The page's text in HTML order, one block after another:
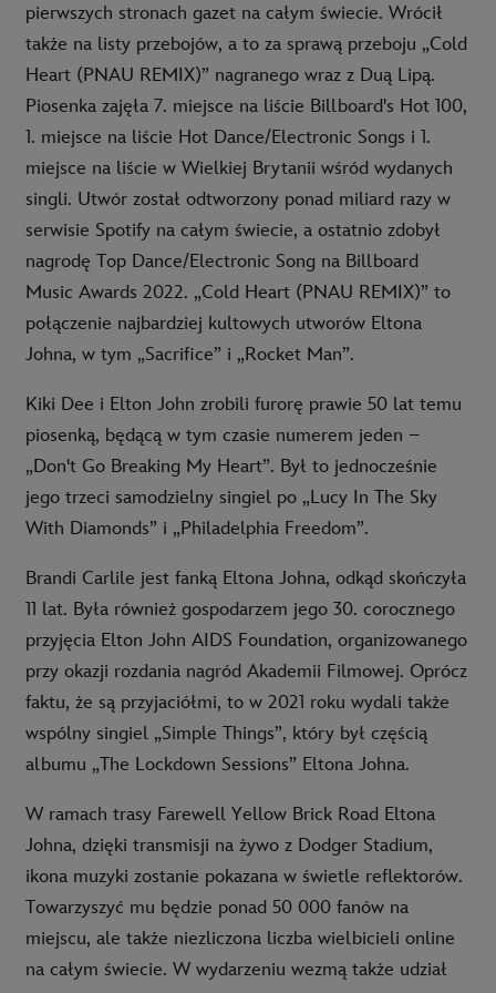
pierwszych stronach gazet na całym świecie. Wrócił
także na listy przebojów, a to za sprawą przeboju „Cold
Heart (PNAU REMIX)” nagranego wraz z Duą Lipą.
Piosenka zajęła 7. miejsce na liście Billboard's Hot 100,
1. miejsce na liście Hot Dance/Electronic Songs i 1.
miejsce na liście w Wielkiej Brytanii wśród wydanych
singli. Utwór został odtworzony ponad miliard razy w
serwisie Spotify na całym świecie, a ostatnio zdobył
nagrodę Top Dance/Electronic Song na Billboard
Music Awards 2022. „Cold Heart (PNAU REMIX)” to
połączenie najbardziej kultowych utworów Eltona
Johna, w tym „Sacrifice” i „Rocket Man”.
Kiki Dee i Elton John zrobili furorę prawie 50 lat temu
piosenką, będącą w tym czasie numerem jeden –
„Don't Go Breaking My Heart”. Był to jednocześnie
jego trzeci samodzielny singiel po „Lucy In The Sky
With Diamonds” i „Philadelphia Freedom”.
Brandi Carlile jest fanką Eltona Johna, odkąd skończyła
11 lat. Była również gospodarzem jego 30. corocznego
przyjęcia Elton John AIDS Foundation, organizowanego
przy okazji rozdania nagród Akademii Filmowej. Oprócz
faktu, że są przyjaciółmi, to w 2021 roku wydali także
wspólny singiel „Simple Things”, który był częścią
albumu „The Lockdown Sessions” Eltona Johna.
W ramach trasy Farewell Yellow Brick Road Eltona
Johna, dzięki transmisji na żywo z Dodger Stadium,
ikona muzyki zostanie pokazana w świetle reflektorów.
Towarzyszyć mu będzie ponad 50 000 fanów na
miejscu, ale także niezliczona liczba wielbicieli online
na całym świecie. W wydarzeniu wezmą także udział